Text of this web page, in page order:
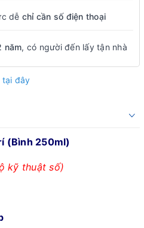
dễ chỉ cần số điện thoại
năm, có người đến lấy tận nhà
tại đây
(Bình 250ml)
kỹ thuật số)